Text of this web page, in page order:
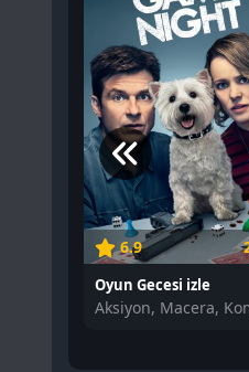
6.9
Oyun Gecesi izle